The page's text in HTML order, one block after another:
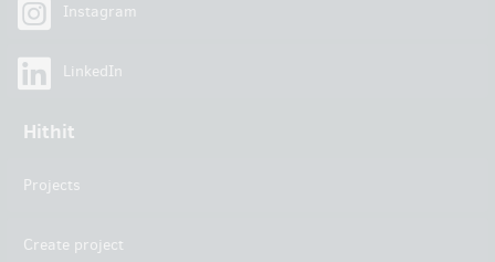
Instagram
LinkedIn
Hithit
Projects
Create project